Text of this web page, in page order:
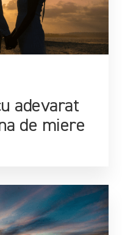
adevarat
de miere